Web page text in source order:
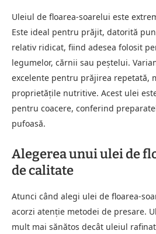
Uleiul de floarea-soarelui este
Este ideal pentru prăjit, datorită
relativ ridicat, fiind adesea folosit
legumelor, cărnii sau peștelui.
excelente pentru prăjirea repetată,
proprietățile nutritive. Acest ulei
pentru coacere, conferind
pufoasă.
Alegerea unui ulei de
de calitate
Atunci când alegi ulei de floarea-
acorzi atenție metodei de presare.
mult mai sănătos decât uleiul